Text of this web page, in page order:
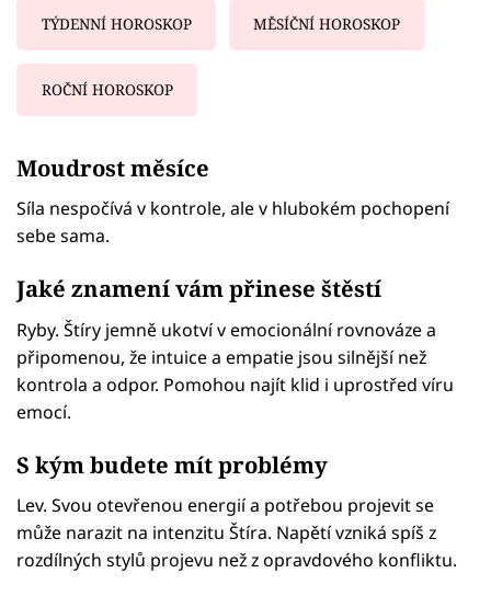
TÝDENNÍ HOROSKOP MĚSÍČNÍ HOROSKOP
ROČNÍ HOROSKOP
Moudrost měsíce
Síla nespočívá v kontrole, ale v hlubokém pochopení
sebe sama.
Jaké znamení vám přinese štěstí
Ryby. Štíry jemně ukotví v emocionální rovnováze a
připomenou, že intuice a empatie jsou silnější než
kontrola a odpor. Pomohou najít klid i uprostřed víru
emocí.
S kým budete mít problémy
Lev. Svou otevřenou energií a potřebou projevit se
může narazit na intenzitu Štíra. Napětí vzniká spíš z
rozdílných stylů projevu než z opravdového konfliktu.